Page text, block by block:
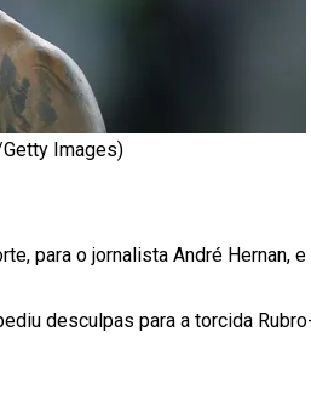
Images)
para o jornalista André Hernan,
desculpas para a torcida